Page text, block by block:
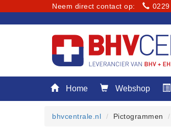
Neem direct contact op:
Home
Home Webshop
bhvcentrale.nl Pictogrammen